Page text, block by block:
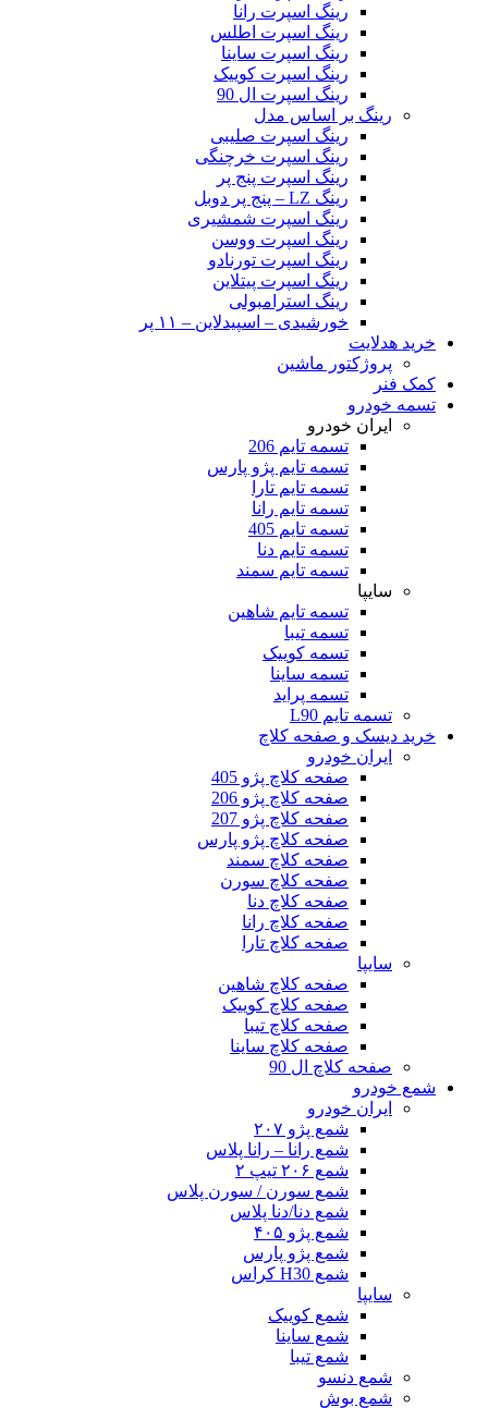
رینگ اسپرت رانا
رینگ اسپرت اطلس
رینگ اسپرت ساینا
رینگ اسپرت کوییک
رینگ اسپرت ال 90
رینگ بر اساس مدل
رینگ اسپرت صلیبی
رینگ اسپرت خرچنگی
رینگ اسپرت پنج پر
رینگ LZ – پنج پر دوبل
رینگ اسپرت شمشیری
رینگ اسپرت ووسن
رینگ اسپرت تورنادو
رینگ اسپرت پیتلاین
رینگ استرامبولی
خورشیدی – اسپیدلاین – ۱۱ پر
خرید هدلایت
پروژکتور ماشین
کمک فنر
تسمه خودرو
ایران خودرو
تسمه تایم 206
تسمه تایم پژو پارس
تسمه تایم تارا
تسمه تایم رانا
تسمه تایم 405
تسمه تایم دنا
تسمه تایم سمند
سایپا
تسمه تایم شاهین
تسمه تیبا
تسمه کوییک
تسمه ساینا
تسمه پراید
تسمه تایم L90
خرید دیسک و صفحه کلاچ
ایران خودرو
صفحه کلاچ پژو 405
صفحه کلاچ پژو 206
صفحه کلاچ پژو 207
صفحه کلاچ پژو پارس
صفحه کلاچ سمند
صفحه کلاچ سورن
صفحه کلاچ دنا
صفحه کلاچ رانا
صفحه کلاچ تارا
سایپا
صفحه کلاچ شاهین
صفحه کلاچ کوییک
صفحه کلاچ تیبا
صفحه کلاچ ساینا
صفحه کلاچ ال 90
شمع خودرو
ایران خودرو
شمع پژو ۲۰۷
شمع رانا – رانا پلاس
شمع ۲۰۶ تیپ ۲
شمع سورن / سورن پلاس
شمع دنا/دنا پلاس
شمع پژو ۴۰۵
شمع پژو پارس
شمع H30 کراس
سایپا
شمع کوییک
شمع ساینا
شمع تیبا
شمع دنسو
شمع بوش